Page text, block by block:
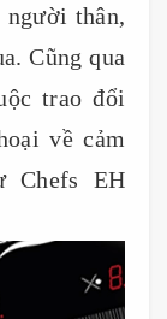
thân,
Cũng qua
trao đổi
về cảm
Chefs EH